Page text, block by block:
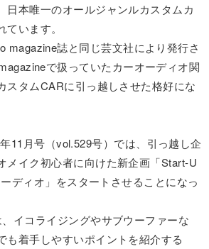
日本唯一のオールジャンルカスタムカ
います。
magazine誌と同じ芸文社により発行さ
で扱っていたカーオーディオ関
スタムCARに引っ越しさせた格好にな
11月号（vol.529号）では、引っ越し企
メイク初心者に向けた新企画「Start-U
ディオ」をスタートさせることになっ
イコライジングやサブウーファーな
も着手しやすいポイントを紹介する